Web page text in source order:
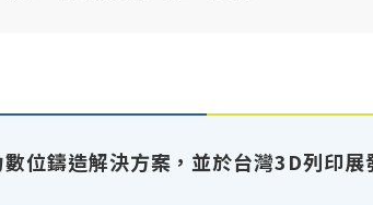
位鑄造解決方案，並於台灣3D列印